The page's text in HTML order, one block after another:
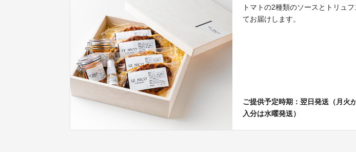
トマトの2種類のソースとトリュ
てお届けします。
ご提供予定時期：翌日発送（月火
入分は水曜発送）